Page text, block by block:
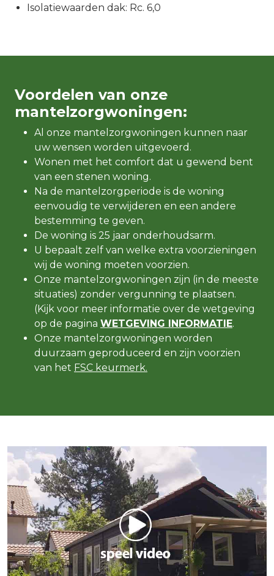
Isolatiewaarden dak: Rc. 6,0
Voordelen van onze
mantelzorgwoningen:
Al onze mantelzorgwoningen kunnen naar
uw wensen worden uitgevoerd.
Wonen met het comfort dat u gewend bent
van een stenen woning.
Na de mantelzorgperiode is de woning
eenvoudig te verwijderen en een andere
bestemming te geven.
De woning is 25 jaar onderhoudsarm.
U bepaalt zelf van welke extra voorzieningen
wij de woning moeten voorzien.
Onze mantelzorgwoningen zijn (in de meeste
situaties) zonder vergunning te plaatsen.
(Kijk voor meer informatie over de wetgeving
op de pagina WETGEVING INFORMATIE.
Onze mantelzorgwoningen worden
duurzaam geproduceerd en zijn voorzien
van het FSC keurmerk.